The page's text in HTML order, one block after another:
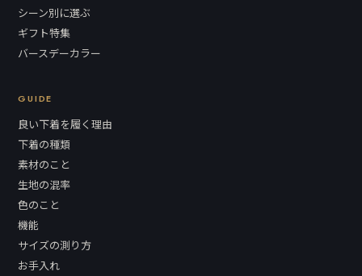
シーン別に選ぶ
ギフト特集
バースデーカラー
GUIDE
良い下着を履く理由
下着の種類
素材のこと
生地の混率
色のこと
機能
サイズの測り方
お手入れ